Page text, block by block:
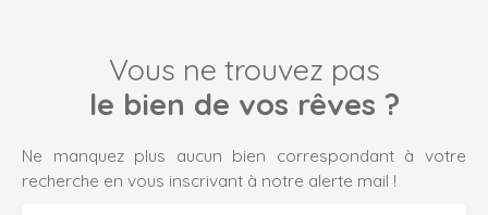
Vous ne trouvez pas
le bien de vos rêves ?
Ne manquez plus aucun bien correspondant à votre
recherche en vous inscrivant à notre alerte mail !